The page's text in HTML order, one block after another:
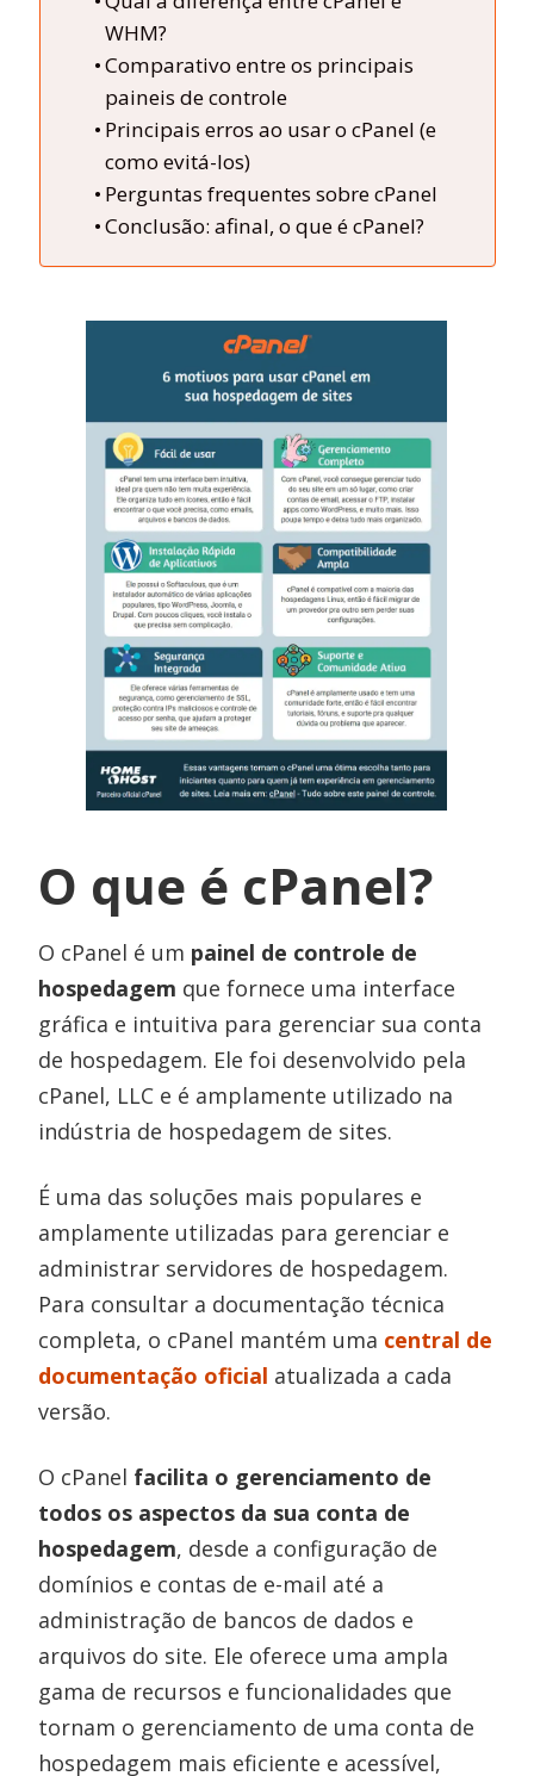
WHM?
Comparativo entre os principais
paineis de controle
Principais erros ao usar o cPanel (e
como evitá-los)
Perguntas frequentes sobre cPanel
Conclusão: afinal, o que é cPanel?
O que é cPanel?
O cPanel é um painel de controle de
hospedagem que fornece uma interface
gráfica e intuitiva para gerenciar sua conta
de hospedagem. Ele foi desenvolvido pela
cPanel, LLC e é amplamente utilizado na
indústria de hospedagem de sites.
É uma das soluções mais populares e
amplamente utilizadas para gerenciar e
administrar servidores de hospedagem.
Para consultar a documentação técnica
completa, o cPanel mantém uma central de
documentação oficial atualizada a cada
versão.
O cPanel facilita o gerenciamento de
todos os aspectos da sua conta de
hospedagem, desde a configuração de
domínios e contas de e-mail até a
administração de bancos de dados e
arquivos do site. Ele oferece uma ampla
gama de recursos e funcionalidades que
tornam o gerenciamento de uma conta de
hospedagem mais eficiente e acessível,